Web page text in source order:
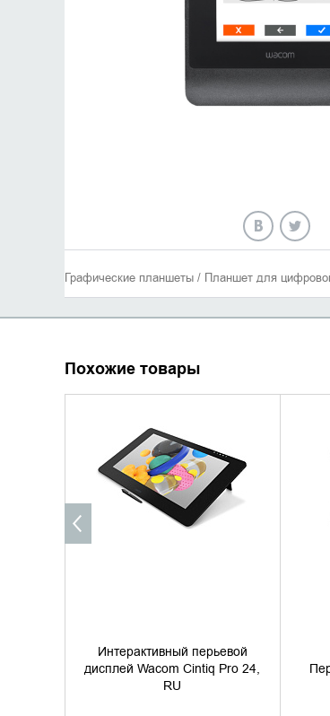
Графические планшеты / Планшет для
Похожие товары
Интерактивный перьевой
дисплей Wacom Cintiq Pro 24,
RU
УТОЧНИТЬ НАЛИЧИЕ